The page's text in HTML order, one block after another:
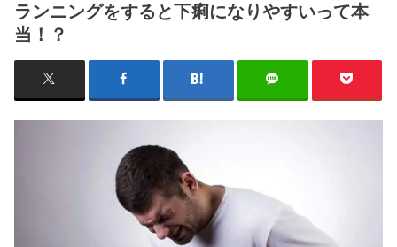
ランニングをすると下痢になりやすいって本
当！？